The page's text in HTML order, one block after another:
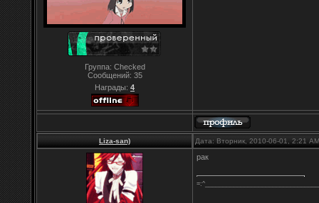
Группа: Checked
Сообщений: 35
Награды: 4
Liza-san) Дата: Вторник, 2010-06-01, 2:21
рак